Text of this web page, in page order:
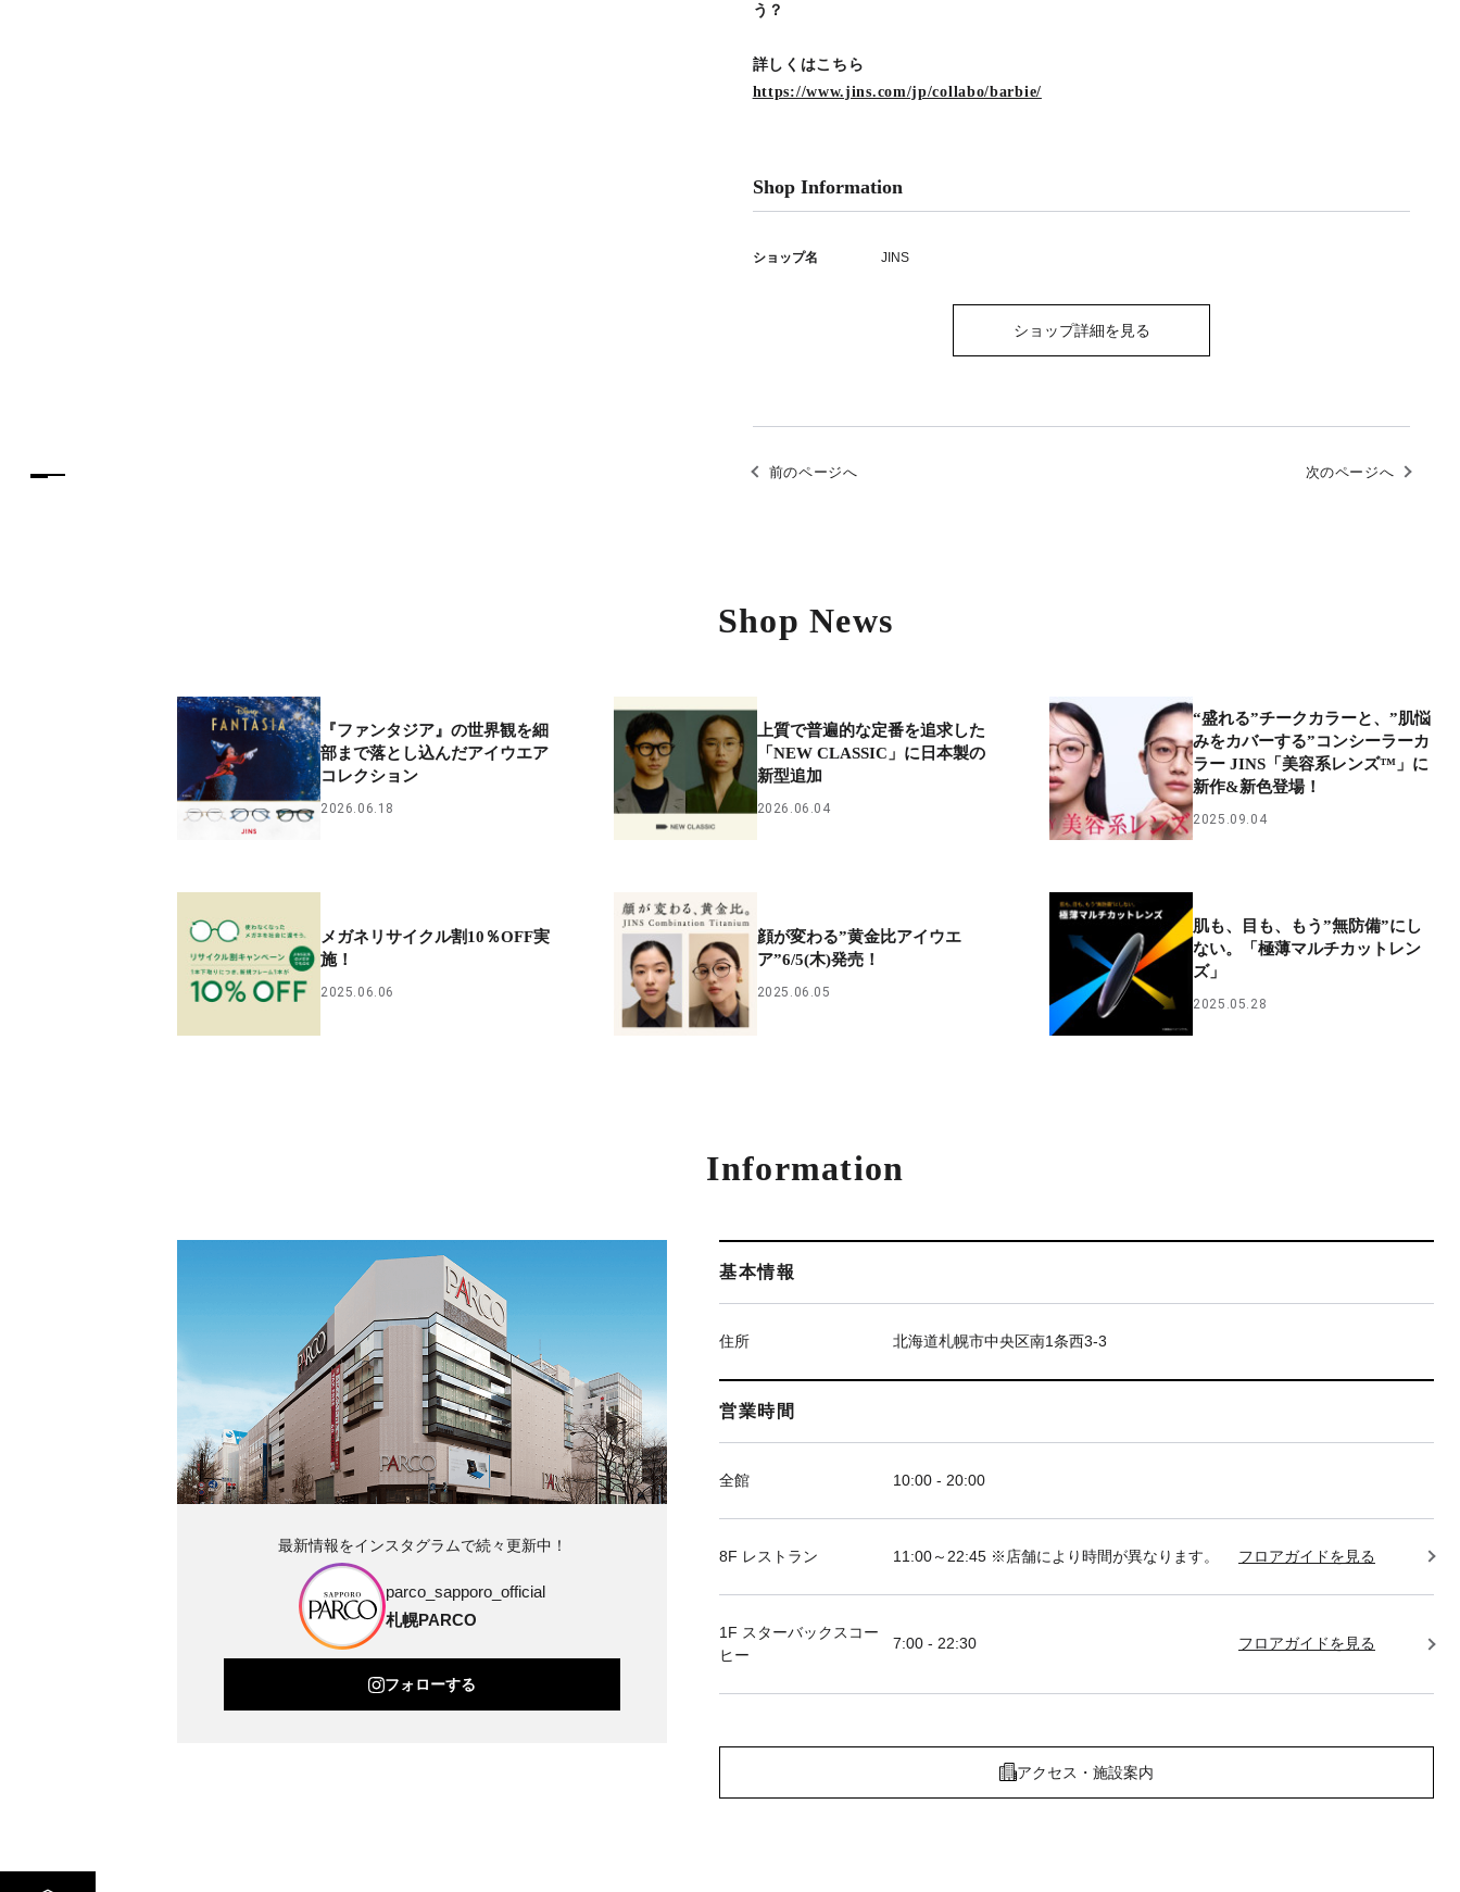
う？
詳しくはこちら
https://www.jins.com/jp/collabo/barbie/
Shop Information
ショップ名 JINS
ショップ詳細を見る
前のページへ 次のページへ
Shop News
『ファンタジア』の世界観を細
部まで落とし込んだアイウエア
コレクション
2026.06.18
上質で普遍的な定番を追求した
「NEW CLASSIC」に日本製の
新型追加
2026.06.04
“盛れる”チークカラーと、”肌悩
みをカバーする”コンシーラーカ
ラー JINS「美容系レンズ™」に
新作&新色登場！
2025.09.04
メガネリサイクル割10％OFF実
施！
2025.06.06
顔が変わる”黄金比アイウエ
ア”6/5(木)発売！
2025.06.05
肌も、目も、もう”無防備”にし
ない。「極薄マルチカットレン
ズ」
2025.05.28
Information
基本情報
住所 北海道札幌市中央区南1条西3-3
営業時間
全館 10:00 - 20:00
8F レストラン 11:00～22:45 ※店舗により時間が異なります。 フロアガイドを見る
1F スターバックスコー
ヒー
7:00 - 22:30 フロアガイドを見る
アクセス・施設案内
最新情報をインスタグラムで続々更新中！
parco_sapporo_official
札幌PARCO
フォローする